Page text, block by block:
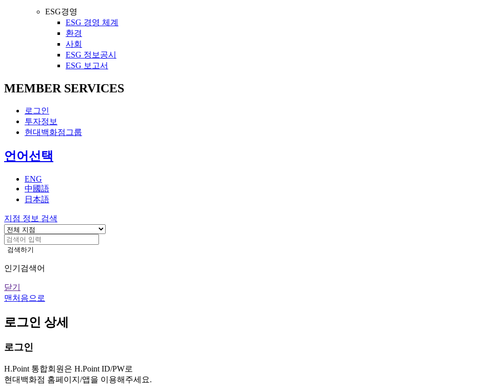
ESG경영
ESG 경영 체계
환경
사회
ESG 정보공시
ESG 보고서
MEMBER SERVICES
로그인
투자정보
현대백화점그룹
언어선택
ENG
中國語
日本語
지점 정보 검색
검색하기
인기검색어
닫기
맨처음으로
로그인 상세
로그인
H.Point 통합회원은 H.Point ID/PW로
현대백화점 홈페이지/앱을 이용해주세요.